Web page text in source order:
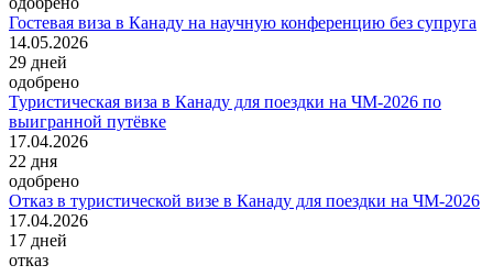
Гостевая виза в Канаду на научную конференцию без супруга
14.05.2026
29 дней
одобрено
Туристическая виза в Канаду для поездки на ЧМ-2026 по
выигранной путёвке
17.04.2026
22 дня
одобрено
Отказ в туристической визе в Канаду для поездки на ЧМ-2026
17.04.2026
17 дней
отказ